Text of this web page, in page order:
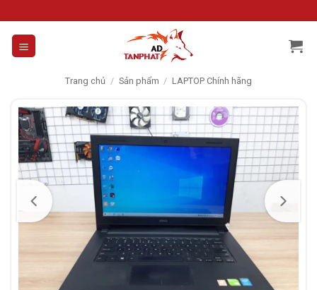
to
content
Trang chủ / Sản phẩm / LAPTOP Chính hãng